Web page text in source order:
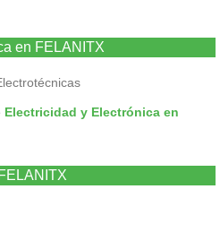
en FELANITX
Electricidad y Electrónica en